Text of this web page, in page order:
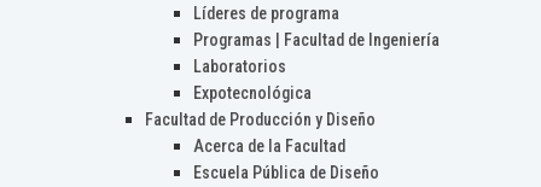
Líderes de programa
Programas | Facultad de Ingeniería
Laboratorios
Expotecnológica
Facultad de Producción y Diseño
Acerca de la Facultad
Escuela Pública de Diseño